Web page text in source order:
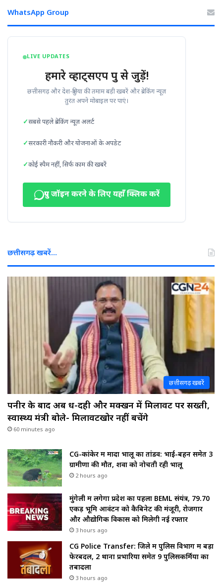
WhatsApp Group
LIVE UPDATES
हमारे व्हाट्सएप ग्रुप से जुड़ें!
छत्तीसगढ़ और देश-दुनिया की तमाम बड़ी खबरें और ब्रेकिंग न्यूज़
तुरंत अपने मोबाइल पर पाएं।
सबसे पहले ब्रेकिंग न्यूज़ अलर्ट
सरकारी नौकरी और योजनाओं के अपडेट
कोई स्पैम नहीं, सिर्फ काम की खबरें
ग्रुप जॉइन करने के लिए यहाँ क्लिक करें
छत्तीसगढ़ खबरें…
छत्तीसगढ़ खबरें
पनीर के बाद अब दूध-दही और मक्खन में मिलावट पर सख्ती,
स्वास्थ्य मंत्री बोले- मिलावटखोर नहीं बचेंगे
60 minutes ago
CG-कांकेर में मादा भालू का तांडव: भाई-बहन समेत 3
ग्रामीणों की मौत, शवों को नोचती रही भालू
2 hours ago
मुंगेली में लगेगा प्रदेश का पहला BEML संयंत्र, 79.70
एकड़ भूमि आवंटन को कैबिनेट की मंजूरी, रोजगार
और औद्योगिक विकास को मिलेगी नई रफ्तार
3 hours ago
CG Police Transfer: जिले में पुलिस विभाग में बड़ा
फेरबदल, 2 थाना प्रभारियों समेत 9 पुलिसकर्मियों का
तबादला
3 hours ago